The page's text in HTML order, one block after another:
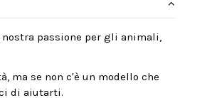
passione per gli animali,
ma se non c'è un modello che
di aiutarti.